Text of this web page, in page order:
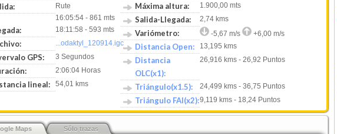
Rute
16:05:54 - 861 mts
18:11:58 - 593 mts
...odaktyl_120914.igc
GPS: 3 Segundos
2:06:04 Horas
lineal: 54,01 kms
Máxima altura: 1.900,00 mts
Salida-Llegada: 2,74 kms
Variómetro: -5,67 m/s +6,00 m/s
Distancia Open: 13,195 kms
Distancia
OLC(x1):
26,916 kms - 26,92 Puntos
Triángulo(x1.5): 24,499 kms - 36,75 Puntos
Triángulo FAI(x2):9,119 kms - 18,24 Puntos
Maps Sólo trazas